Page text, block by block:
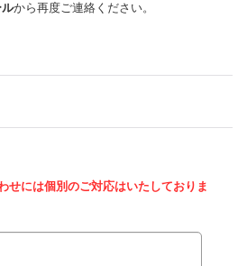
から再度ご連絡ください。
せには個別のご対応はいたしておりま